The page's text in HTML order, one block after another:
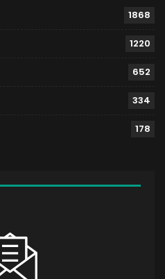
1868
1220
652
334
178